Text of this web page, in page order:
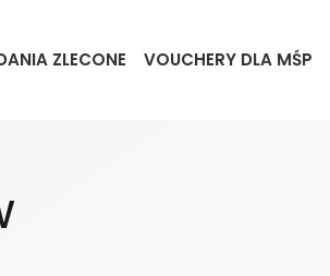
ZLECONE VOUCHERY DLA MŚP